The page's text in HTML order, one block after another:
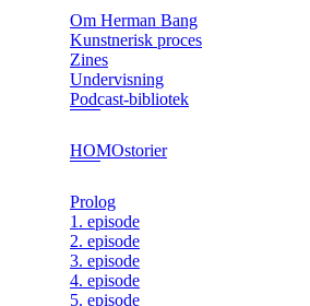
Om Herman Bang
Kunstnerisk proces
Zines
Undervisning
Podcast-bibliotek
HOMOstorier
Prolog
1. episode
2. episode
3. episode
4. episode
5. episode